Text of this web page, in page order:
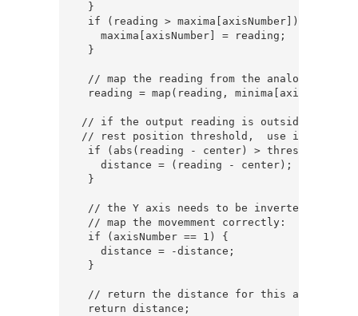
  }
  if (reading > maxima[axisNumber]) {
    maxima[axisNumber] = reading;
  }
// map the reading from the analog input
reading = map(reading,
// if the output reading is outside from
// rest position threshold,  use it:
  if (abs(reading - center) > threshold) {
    distance = (reading - center);
  }
// the Y axis needs to be inverted in
  // map the movemment correctly:
  if (axisNumber == 1) {
    distance = -distance;
  }
  // return the distance for this axis:
  return distance;